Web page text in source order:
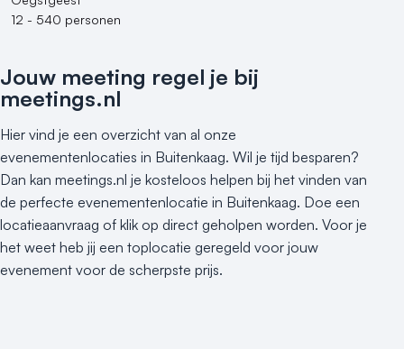
12 - 540 personen
Jouw meeting regel je bij
meetings.nl
Hier vind je een overzicht van al onze
evenementenlocaties in Buitenkaag. Wil je tijd besparen?
Dan kan meetings.nl je kosteloos helpen bij het vinden van
de perfecte evenementenlocatie in Buitenkaag. Doe een
locatieaanvraag of klik op direct geholpen worden. Voor je
het weet heb jij een toplocatie geregeld voor jouw
evenement voor de scherpste prijs.